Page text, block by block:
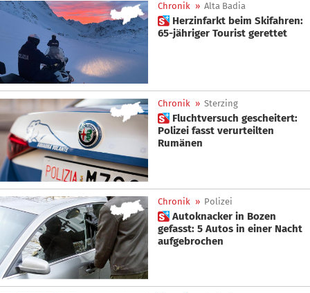
Chronik » Alta Badia
 Herzinfarkt beim Skifahren:
65-jähriger Tourist gerettet
Chronik » Sterzing
 Fluchtversuch gescheitert:
Polizei fasst verurteilten
Rumänen
Chronik » Polizei
 Autoknacker in Bozen
gefasst: 5 Autos in einer Nacht
aufgebrochen